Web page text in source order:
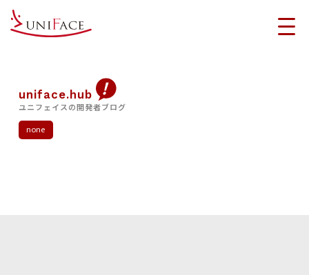
uniface.hub
ユニフェイスの開発者ブログ
none